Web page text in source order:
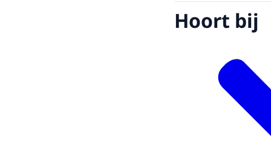
Hoort bij